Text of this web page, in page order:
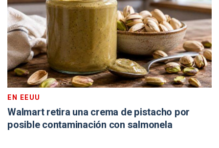
EN EEUU
Walmart retira una crema de pistacho por
posible contaminación con salmonela